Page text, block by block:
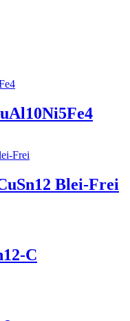
Blei-Frei
C